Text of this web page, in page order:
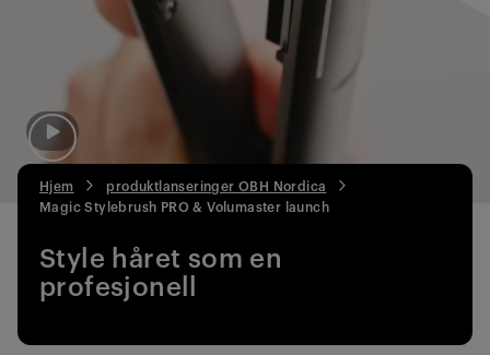
Hjem
produktlanseringer OBH Nordica
Magic Stylebrush PRO & Volumaster launch
Style håret som en
profesjonell